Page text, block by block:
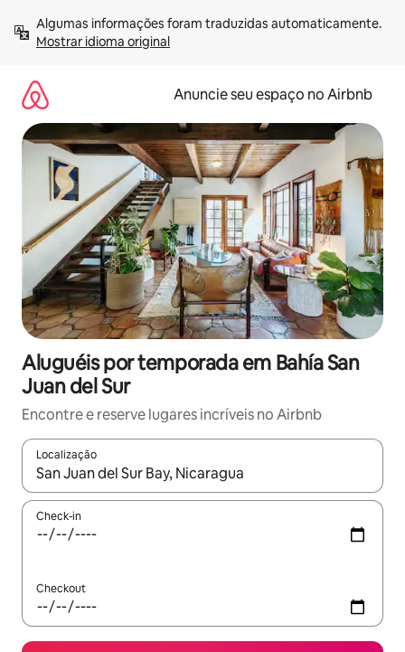
para
Mostrar idioma original
Anuncie seu espaço no Airbnb
Aluguéis por temporada em Bahía San
Juan del Sur
Encontre e reserve lugares incríveis no Airbnb
Localização
Quando os resultados estiverem disponíveis, explore-os
Check-in
Checkout